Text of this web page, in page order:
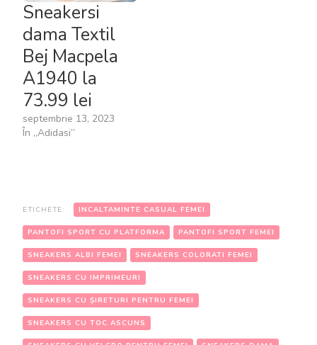
Sneakersi
dama Textil
Bej Macpela
A1940 la
73.99 lei
septembrie 13, 2023
În „Adidasi”
ETICHETE: INCALTAMINTE CASUAL FEMEI
PANTOFI SPORT CU PLATFORMA PANTOFI SPORT FEMEI
SNEAKERS ALBI FEMEI SNEAKERS COLORATI FEMEI
SNEAKERS CU IMPRIMEURI
SNEAKERS CU ȘIRETURI PENTRU FEMEI
SNEAKERS CU TOC ASCUNS